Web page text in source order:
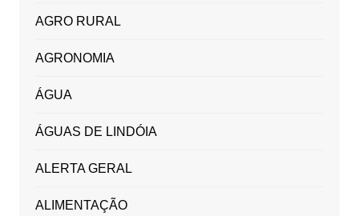
AGRO RURAL
AGRONOMIA
ÁGUA
ÁGUAS DE LINDÓIA
ALERTA GERAL
ALIMENTAÇÃO